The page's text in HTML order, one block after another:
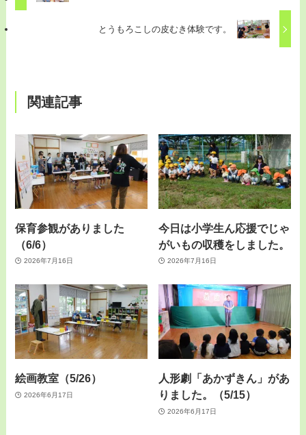
とうもろこしの皮むき体験です。
関連記事
保育参観がありました
（6/6）
2026年7月16日
今日は小学生ん応援でじゃ
がいもの収穫をしました。
2026年7月16日
絵画教室（5/26）
2026年6月17日
人形劇「あかずきん」があ
りました。（5/15）
2026年6月17日